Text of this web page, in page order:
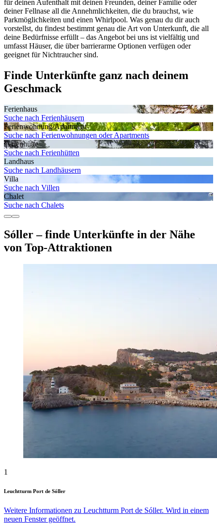
für deinen Aufenthalt mit deinen Freunden, deiner Familie oder
deiner Fellnase all die Annehmlichkeiten, die du brauchst, wie
Parkmöglichkeiten und einen Whirlpool. Was genau du dir auch
vorstellst, du findest bestimmt genau die Art von Unterkunft, die all
deine Bedürfnisse erfüllt – das Angebot bei uns ist vielfältig und
umfasst Häuser, die über barrierarme Optionen verfügen oder
geeignet für Nichtraucher sind.
Finde Unterkünfte ganz nach deinem
Geschmack
Ferienhaus
Suche nach Ferienhäusern
Ferienwohnung/Apartment
Suche nach Ferienwohnungen oder Apartments
Ferienhütte
Suche nach Ferienhütten
Landhaus
Suche nach Landhäusern
Villa
Suche nach Villen
Chalet
Suche nach Chalets
Sóller – finde Unterkünfte in der Nähe
von Top-Attraktionen
1
Leuchtturm Port de Sóller
Weitere Informationen zu Leuchtturm Port de Sóller. Wird in einem
neuen Fenster geöffnet.